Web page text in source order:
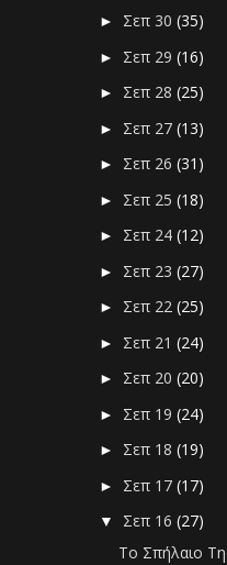
► Σεπ 30(35)
► Σεπ 29(16)
► Σεπ 28(25)
► Σεπ 27(13)
► Σεπ 26(31)
► Σεπ 25(18)
► Σεπ 24(12)
► Σεπ 23(27)
► Σεπ 22(25)
► Σεπ 21(24)
► Σεπ 20(20)
► Σεπ 19(24)
► Σεπ 18(19)
► Σεπ 17(17)
▼ Σεπ 16(27)
Το Σπήλαιο